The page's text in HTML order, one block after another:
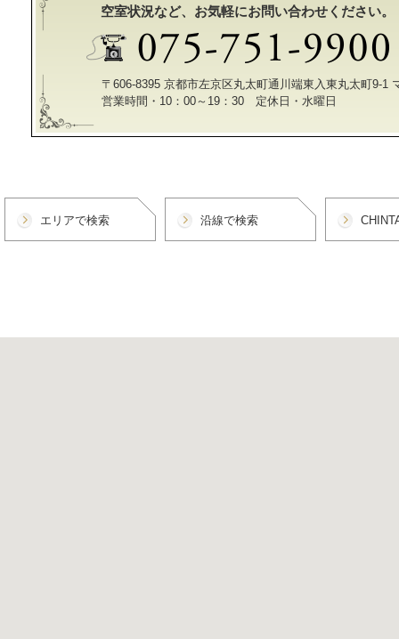
空室状況など、お気軽にお問い合わせください。
〒606-8395 京都市左京区丸太町通川端東入東丸太町9-1
営業時間・10：00～19：30 定休日・水曜日
エリアで検索 沿線で検索